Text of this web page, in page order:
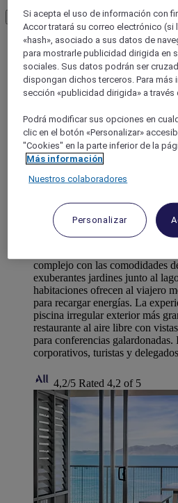
Load More See more items
Mercure Townsville
complejo con las comodidades
exuberantes jardines junto al
habitaciones ofrecen al viajero
para recargar energías. La
piscina irregular exterior más
restaurante al aire libre con
para conferencias galardonadas.
corporativos, turistas y
4,2/5 Rated 4,2 of 5
Si acepta el uso de información con
Accor tratará su correo electrónico (si
«hash», asociado a sus datos de
para mostrarle publicidad dirigida en
sociales. Sus datos podrán ser
dispongan dichos terceros. Para más
sección «publicidad dirigida» a través
Podrá modificar sus opciones en
clic en el botón «Personalizar»
"Cookies" en la parte inferior de la
Más información
Nuestros colaboradores
Personalizar